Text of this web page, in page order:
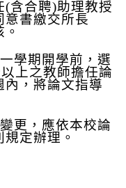
(含合聘)助理教授
意書繳交所長
學期開學前，選
上之教師擔任論
內，將論文指導
更，應依本校論
定辦理。